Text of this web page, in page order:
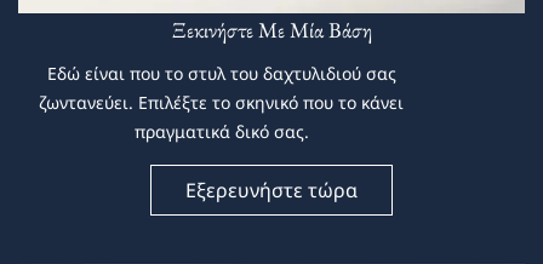
Ξεκινήστε Με Μία Βάση
Εδώ είναι που το στυλ του δαχτυλιδιού σας
ζωντανεύει. Επιλέξτε το σκηνικό που το κάνει
πραγματικά δικό σας.
Εξερευνήστε τώρα